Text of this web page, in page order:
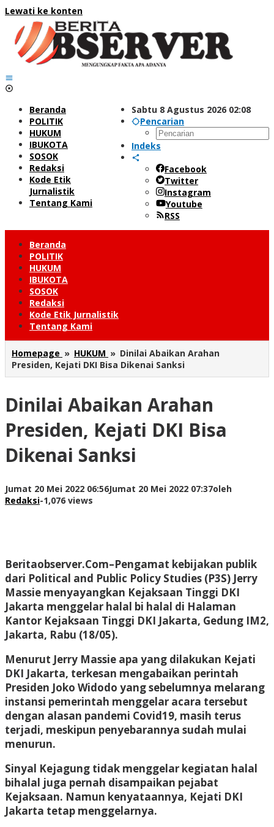
Lewati ke konten
Sabtu 8 Agustus 2026 02:08
Pencarian
Indeks
Facebook
Twitter
Instagram
Youtube
RSS
Beranda
POLITIK
HUKUM
IBUKOTA
SOSOK
Redaksi
Kode Etik
Jurnalistik
Tentang Kami
Beranda
POLITIK
HUKUM
IBUKOTA
SOSOK
Redaksi
Kode Etik Jurnalistik
Tentang Kami
Homepage » HUKUM » Dinilai Abaikan Arahan
Presiden, Kejati DKI Bisa Dikenai Sanksi
Dinilai Abaikan Arahan
Presiden, Kejati DKI Bisa
Dikenai Sanksi
Jumat 20 Mei 2022 06:56Jumat 20 Mei 2022 07:37oleh
Redaksi-1,076 views
Beritaobserver.Com–Pengamat kebijakan publik
dari Political and Public Policy Studies (P3S) Jerry
Massie menyayangkan Kejaksaan Tinggi DKI
Jakarta menggelar halal bi halal di Halaman
Kantor Kejaksaan Tinggi DKI Jakarta, Gedung IM2,
Jakarta, Rabu (18/05).
Menurut Jerry Massie apa yang dilakukan Kejati
DKI Jakarta, terkesan mengabaikan perintah
Presiden Joko Widodo yang sebelumnya melarang
instansi pemerintah menggelar acara tersebut
dengan alasan pandemi Covid19, masih terus
terjadi, meskipun penyebarannya sudah mulai
menurun.
Sinyal Kejagung tidak menggelar kegiatan halal
bihalal juga pernah disampaikan pejabat
Kejaksaan. Namun kenyataannya, Kejati DKI
Jakarta tetap menggelarnya.